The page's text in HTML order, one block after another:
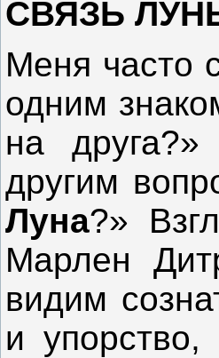
СВЯЗЬ
Меня часто
одним
на
другим
Луна?»
Марлен
видим
и